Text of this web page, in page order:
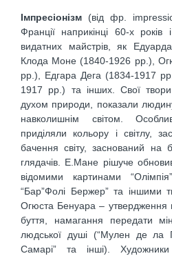
Імпресіонізм (від фр.
Франції наприкінці 60-х років
видатних майстрів, як
Клода Моне (1840-1926 рр.),
рр.), Едгара Дега (1834-1917
1917 рр.) та інших. Свої
духом природи, показали
навколишнім світом.
приділяли кольору і світлу,
бачення світу, заснований на
глядачів. Е.Мане рішуче
відомими картинами
“Бар”Фолі Бержер” та іншими
Огюста Бенуара – утвердження
буття, намагання передати
людської душі (“Мулен де ла
Самарі” та інші). Художники